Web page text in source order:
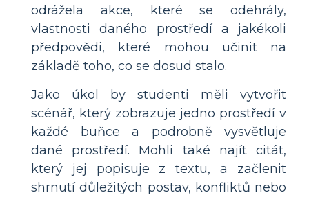
odrážela akce, které se odehrály,
vlastnosti daného prostředí a jakékoli
předpovědi, které mohou učinit na
základě toho, co se dosud stalo.
Jako úkol by studenti měli vytvořit
scénář, který zobrazuje jedno prostředí v
každé buňce a podrobně vysvětluje
dané prostředí. Mohli také najít citát,
který jej popisuje z textu, a začlenit
shrnutí důležitých postav, konfliktů nebo